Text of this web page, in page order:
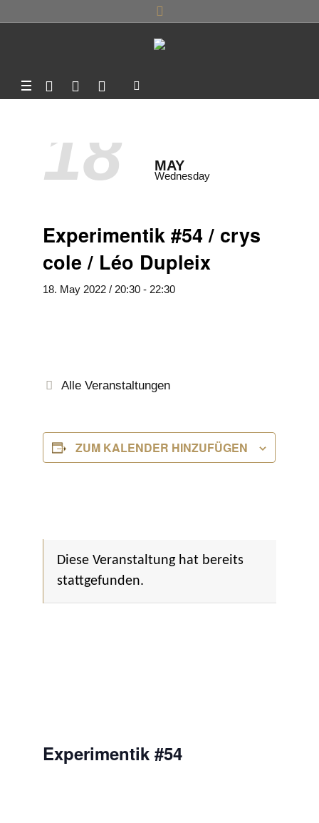
18 MAY
Wednesday
Experimentik #54 / crys
cole / Léo Dupleix
18. May 2022 / 20:30 - 22:30
Alle Veranstaltungen
ZUM KALENDER HINZUFÜGEN
Diese Veranstaltung hat bereits
stattgefunden.
Experimentik #54